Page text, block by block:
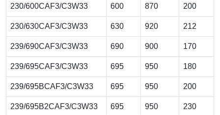
230/600CAF3/C3W33 600 870 200
230/630CAF3/C3W33 630 920 212
239/690CAF3/C3W33 690 900 170
239/695CAF3/C3W33 695 950 180
239/695BCAF3/C3W33 695 950 200
239/695B2CAF3/C3W33 695 950 230